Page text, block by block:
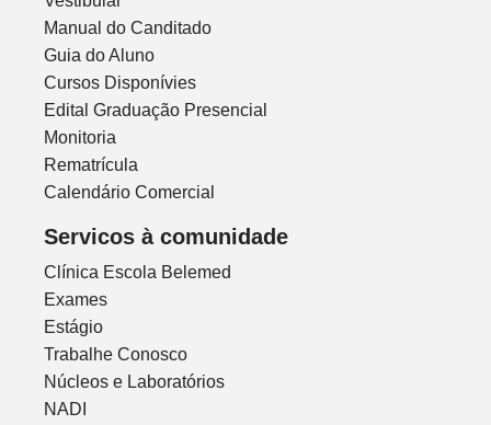
Manual do Canditado
Guia do Aluno
Cursos Disponívies
Edital Graduação Presencial
Monitoria
Rematrícula
Calendário Comercial
Servicos à comunidade
Clínica Escola Belemed
Exames
Estágio
Trabalhe Conosco
Núcleos e Laboratórios
NADI